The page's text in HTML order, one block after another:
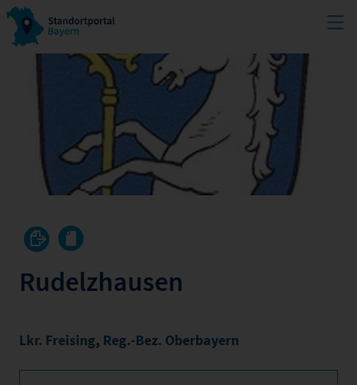
Rudelzhausen
Lkr. Freising, Reg.-Bez. Oberbayern